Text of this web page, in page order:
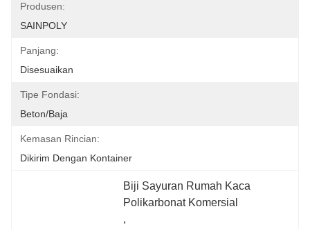
Produsen:
SAINPOLY
Panjang:
Disesuaikan
Tipe Fondasi:
Beton/Baja
Kemasan Rincian:
Dikirim Dengan Kontainer
Biji Sayuran Rumah Kaca
Polikarbonat Komersial
,